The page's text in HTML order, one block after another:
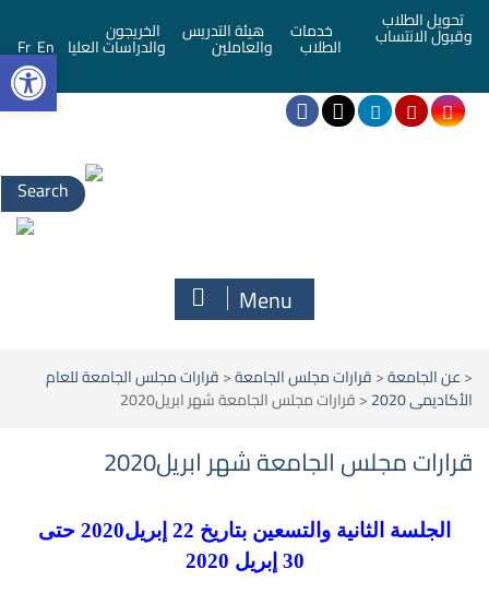
تحويل الطلاب
وقبول الانتساب خدمات
الطلاب
هيئة التدريس
والعاملين
الخريجون
والدراسات العليا En
Fr
Menu
<عن الجامعة<قرارات مجلس الجامعة<قرارات مجلس الجامعة للعام
الأكاديمى 2020
<قرارات مجلس الجامعة شهر ابريل2020
قرارات مجلس الجامعة شهر ابريل2020
الجلسة الثانية والتسعين بتاريخ 22 إبريل2020 حتى
30 إبريل 2020